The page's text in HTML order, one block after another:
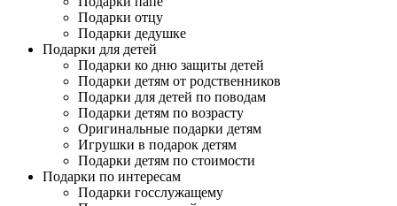
Подарки отцу
Подарки дедушке
Подарки для детей
Подарки ко дню защиты детей
Подарки детям от родственников
Подарки для детей по поводам
Подарки детям по возрасту
Оригинальные подарки детям
Игрушки в подарок детям
Подарки детям по стоимости
Подарки по интересам
Подарки госслужащему